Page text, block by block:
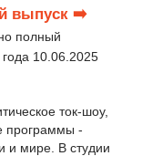
выпуск ➡️
полный
10.06.2025
ток-шоу,
программы -
и мире. В студии